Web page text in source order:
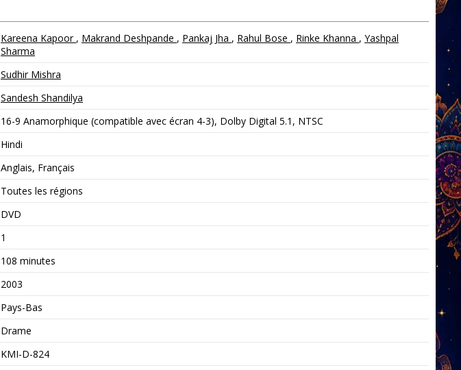
Kareena Kapoor , Makrand Deshpande , Pankaj Jha , Rahul Bose , Rinke Khanna , Yashpal
Sharma
Sudhir Mishra
Sandesh Shandilya
16-9 Anamorphique (compatible avec écran 4-3), Dolby Digital 5.1, NTSC
Hindi
Anglais, Français
Toutes les régions
DVD
1
108 minutes
2003
Pays-Bas
Drame
KMI-D-824